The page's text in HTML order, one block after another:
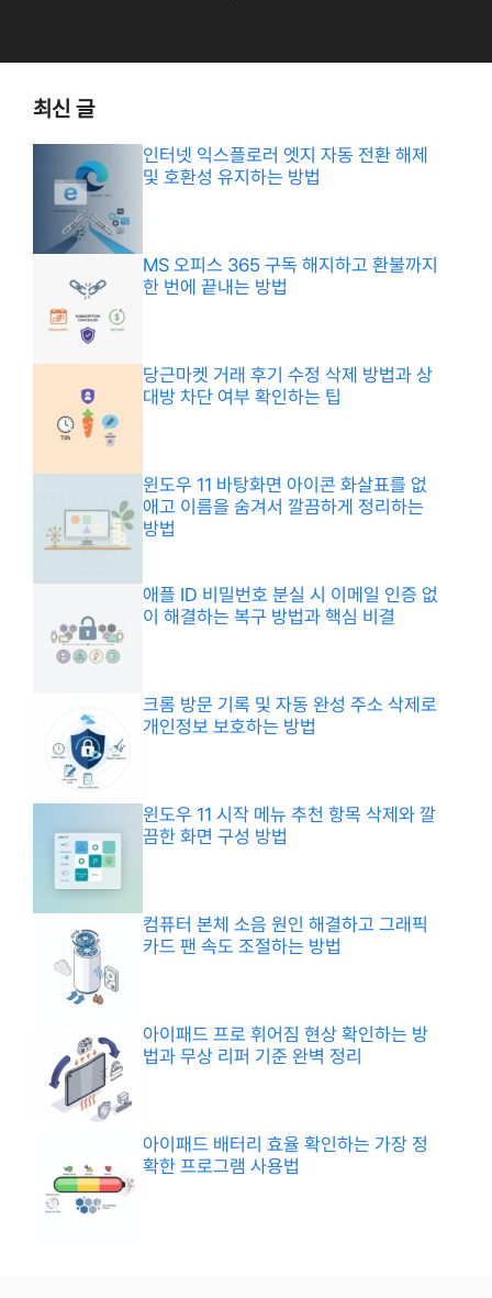
최신 글
인터넷 익스플로러 엣지 자동 전환 해제
및 호환성 유지하는 방법
MS 오피스 365 구독 해지하고 환불까지
한 번에 끝내는 방법
당근마켓 거래 후기 수정 삭제 방법과 상
대방 차단 여부 확인하는 팁
윈도우 11 바탕화면 아이콘 화살표를 없
애고 이름을 숨겨서 깔끔하게 정리하는
방법
애플 ID 비밀번호 분실 시 이메일 인증 없
이 해결하는 복구 방법과 핵심 비결
크롬 방문 기록 및 자동 완성 주소 삭제로
개인정보 보호하는 방법
윈도우 11 시작 메뉴 추천 항목 삭제와 깔
끔한 화면 구성 방법
컴퓨터 본체 소음 원인 해결하고 그래픽
카드 팬 속도 조절하는 방법
아이패드 프로 휘어짐 현상 확인하는 방
법과 무상 리퍼 기준 완벽 정리
아이패드 배터리 효율 확인하는 가장 정
확한 프로그램 사용법